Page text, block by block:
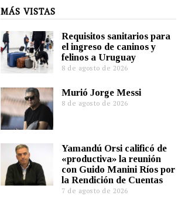
MÁS VISTAS
Requisitos sanitarios para
el ingreso de caninos y
felinos a Uruguay
8 de agosto de 2026
Murió Jorge Messi
8 de agosto de 2026
Yamandú Orsi calificó de
«productiva» la reunión
con Guido Manini Ríos por
la Rendición de Cuentas
7 de agosto de 2026